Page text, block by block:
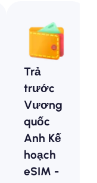
Trả
trước
Vương
quốc
Anh Kế
hoạch
eSIM -